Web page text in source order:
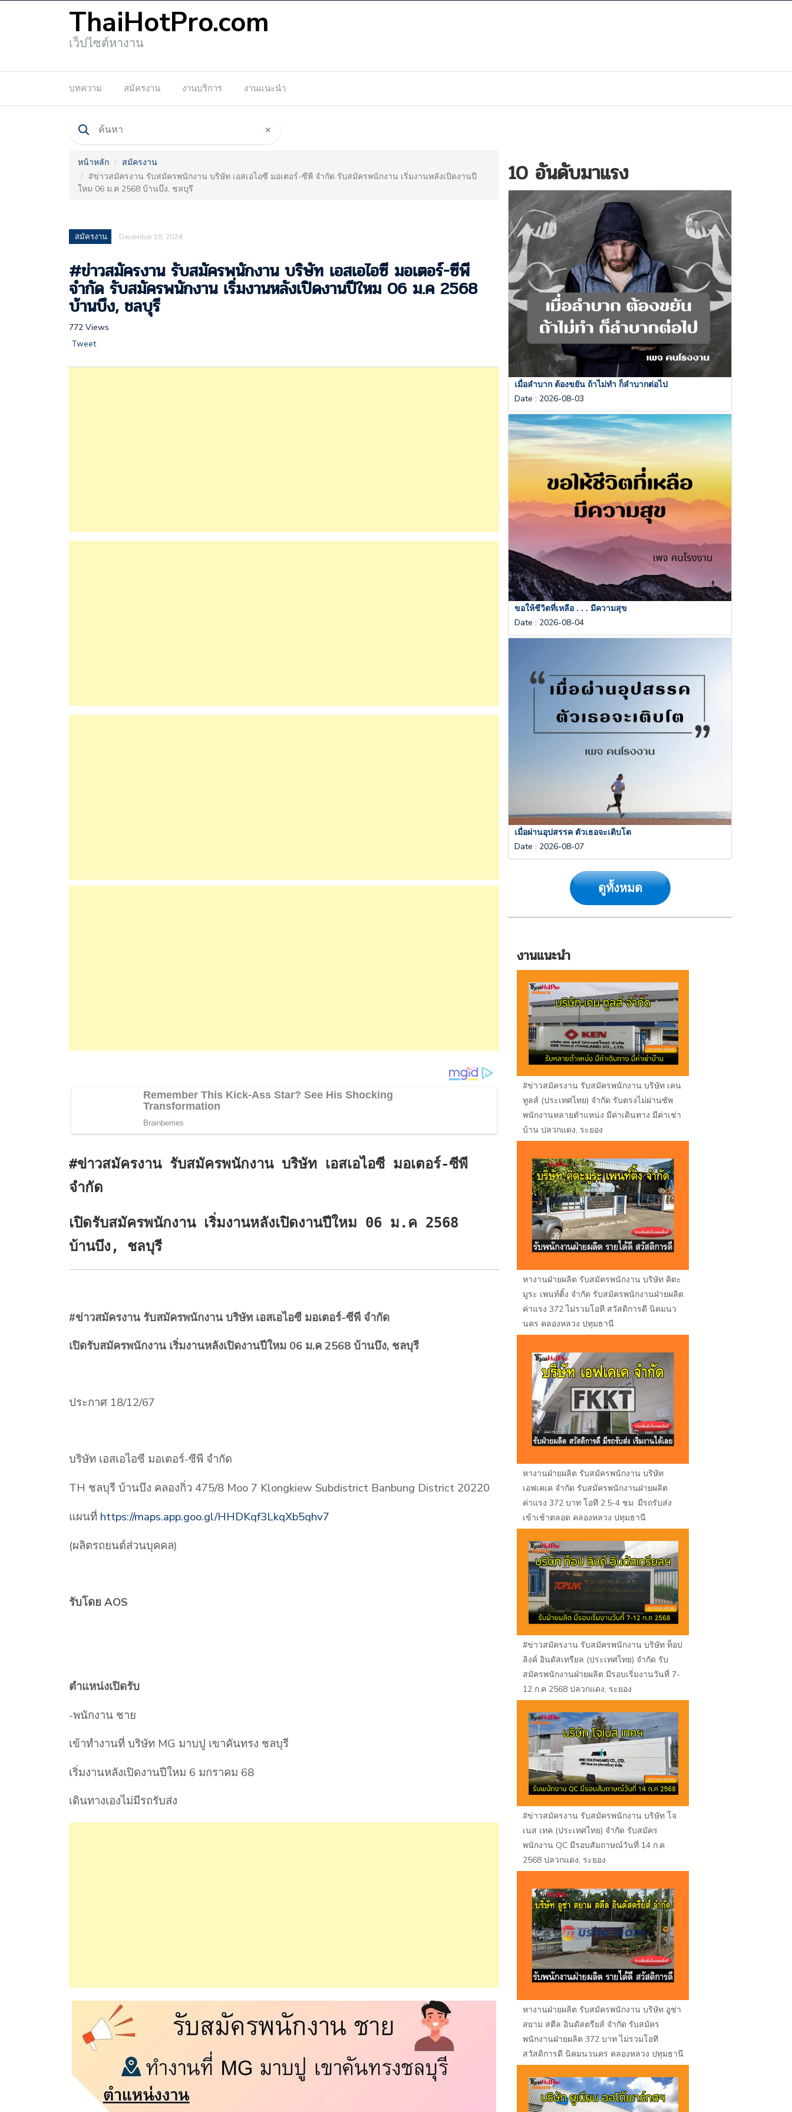
ThaiHotPro.com
เว็ปไซต์หางาน
บทความ สมัครงาน งานบริการ งานแนะนำ
หน้าหลัก
สมัครงาน
#ข่าวสมัครงาน รับสมัครพนักงาน บริษัท เอสเอไอซี มอเตอร์-ซีพี จำกัด รับสมัครพนักงาน เริ่มงานหลังเปิดงานปี
ใหม 06 ม.ค 2568 บ้านบึง, ชลบุรี
สมัครงาน December 18, 2024
#ข่าวสมัครงาน รับสมัครพนักงาน บริษัท เอสเอไอซี มอเตอร์-ซีพี
จำกัด รับสมัครพนักงาน เริ่มงานหลังเปิดงานปีใหม 06 ม.ค 2568
บ้านบึง, ชลบุรี
772 Views
Tweet
#ข่าวสมัครงาน รับสมัครพนักงาน บริษัท เอสเอไอซี มอเตอร์-ซีพี
จำกัด
เปิดรับสมัครพนักงาน เริ่มงานหลังเปิดงานปีใหม 06 ม.ค 2568
บ้านบึง, ชลบุรี
#ข่าวสมัครงาน รับสมัครพนักงาน บริษัท เอสเอไอซี มอเตอร์-ซีพี จำกัด
เปิดรับสมัครพนักงาน เริ่มงานหลังเปิดงานปีใหม 06 ม.ค 2568 บ้านบึง, ชลบุรี
ประกาศ 18/12/67
บริษัท เอสเอไอซี มอเตอร์-ซีพี จำกัด
TH ชลบุรี บ้านบึง คลองกิ่ว 475/8 Moo 7 Klongkiew Subdistrict Banbung District 20220
แผนที่ https://maps.app.goo.gl/HHDKqf3LkqXb5qhv7
(ผลิตรถยนต์ส่วนบุคคล)
รับโดย AOS
ตำแหน่งเปิดรับ
-พนักงาน ชาย
เข้าทำงานที่ บริษัท MG มาบปู เขาคันทรง ชลบุรี
เริ่มงานหลังเปิดงานปีใหม 6 มกราคม 68
เดินทางเองไม่มีรถรับส่ง
10 อันดับมาแรง
เมื่อลำบาก ต้องขยัน ถ้าไม่ทำ ก็ลำบากต่อไป
Date : 2026-08-03
ขอให้ชีวิตที่เหลือ . . . มีความสุข
Date : 2026-08-04
เมื่อผ่านอุปสรรค ตัวเธอจะเติบโต
Date : 2026-08-07
ดูทั้งหมด
งานแนะนำ
#ข่าวสมัครงาน รับสมัครพนักงาน บริษัท เคน
ทูลส์ (ประเทศไทย) จำกัด รับตรงไม่ผ่านซัพ
พนักงานหลายตำแหน่ง มีค่าเดินทาง มีค่าเช่า
บ้าน ปลวกแดง, ระยอง
หางานฝ่ายผลิต รับสมัครพนักงาน บริษัท คิตะ
มูระ เพนท์ติ้ง จำกัด รับสมัครพนักงานฝ่ายผลิต
ค่าแรง 372 ไม่รวมโอที สวัสดิการดี นิคมนว
นคร คลองหลวง ปทุมธานี
หางานฝ่ายผลิต รับสมัครพนักงาน บริษัท
เอฟเคเค จำกัด รับสมัครพนักงานฝ่ายผลิต
ค่าแรง 372 บาท โอที 2.5-4 ชม. มีรถรับส่ง
เข้าเช้าตลอด คลองหลวง ปทุมธานี
#ข่าวสมัครงาน รับสมัครพนักงาน บริษัท ท็อป
ลิงค์ อินดัสเทรียล (ประเทศไทย) จำกัด รับ
สมัครพนักงานฝ่ายผลิต มีรอบเริ่มงานวันที่ 7-
12 ก.ค 2568 ปลวกแดง, ระยอง
#ข่าวสมัครงาน รับสมัครพนักงาน บริษัท โจ
เนส เทค (ประเทศไทย) จำกัด รับสมัคร
พนักงาน QC มีรอบสัมถาษณ์วันที่ 14 ก.ค
2568 ปลวกแดง, ระยอง
หางานฝ่ายผลิต รับสมัครพนักงาน บริษัท อูช่า
สยาม สตีล อินดัสตรียส์ จำกัด รับสมัคร
พนักงานฝ่ายผลิต 372 บาท ไม่รวมโอที
สวัสดิการดี นิคมนวนคร คลองหลวง ปทุมธานี